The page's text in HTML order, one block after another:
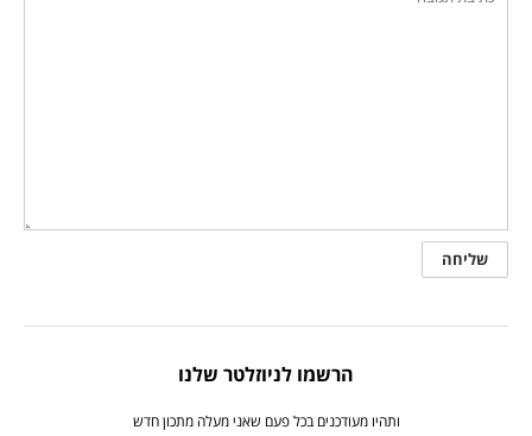
הרשמו לניוזלטר שלנו
ותהיו מעודכנים בכל פעם שאני מעלה מתכון חדש